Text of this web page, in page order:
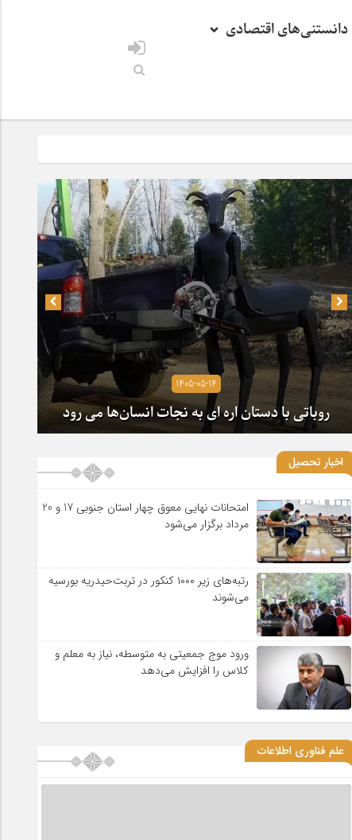
دانستنی‌های اقتصادی
1405-05-14
روباتی با دستان اره ای به نجات انسان‌ها می رود
اخبار تحصیل
امتحانات نهایی معوق چهار استان جنوبی 17 و 20
مرداد برگزار می‌شود
رتبه‌های زیر ۱۰۰۰ کنکور در تربت‌حیدریه بورسیه
می‌شوند
ورود موج جمعیتی به متوسطه، نیاز به معلم و
کلاس را افزایش می‌دهد
علم فناوری اطلاعات